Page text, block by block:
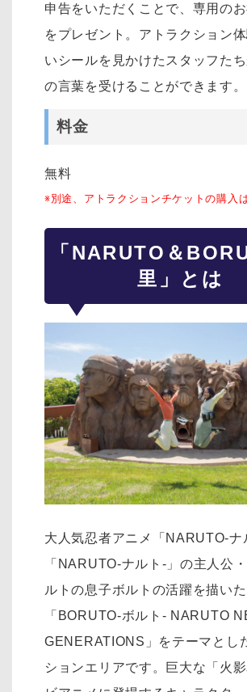
申告をいただくことで、専用の
をプレゼント。アトラクション
いシールを見かけたスタッフた
の言葉を受けることができます。
料金
無料
※別途、アトラクションチケットの購入
「NARUTO＆
里」とは
大人気忍者アニメ「NARUTO-ナ
「NARUTO-ナルト-」の主人公
ルトの息子ボルトの活躍を描い
「BORUTO-ボルト- NARUTO
GENERATIONS」をテーマとし
ションエリアです。巨大な「火